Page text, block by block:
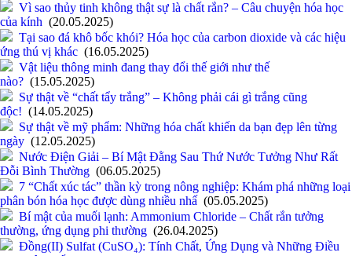
Vì sao thủy tinh không thật sự là chất rắn? – Câu chuyện hóa học
của kính (20.05.2025)
Tại sao đá khô bốc khói? Hóa học của carbon dioxide và các hiệu
ứng thú vị khác (16.05.2025)
Vật liệu thông minh đang thay đổi thế giới như thế
nào? (15.05.2025)
Sự thật về “chất tẩy trắng” – Không phải cái gì trắng cũng
độc! (14.05.2025)
Sự thật về mỹ phẩm: Những hóa chất khiến da bạn đẹp lên từng
ngày (12.05.2025)
Nước Điện Giải – Bí Mật Đằng Sau Thứ Nước Tưởng Như Rất
Đỗi Bình Thường (06.05.2025)
7 “Chất xúc tác” thần kỳ trong nông nghiệp: Khám phá những loại
phân bón hóa học được dùng nhiều nhấ (05.05.2025)
Bí mật của muối lạnh: Ammonium Chloride – Chất rắn tưởng
thường, ứng dụng phi thường (26.04.2025)
Đồng(II) Sulfat (CuSO₄): Tính Chất, Ứng Dụng và Những Điều